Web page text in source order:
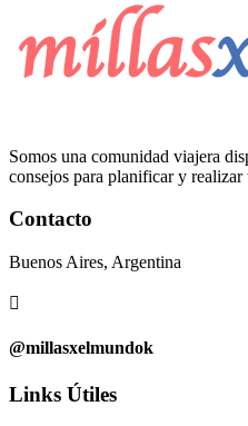
Somos una comunidad viajera
consejos para planificar y realizar
Contacto
Buenos Aires, Argentina

@millasxelmundok
Links Útiles